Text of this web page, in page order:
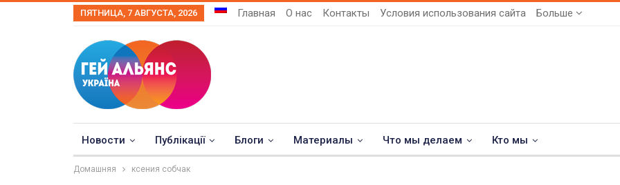
ПЯТНИЦА, 7 АВГУСТА, 2026 Главная О нас Контакты Условия использования сайта Больше
Новости Публікації Блоги Материалы Что мы делаем Кто мы
Домашняя ксения собчак